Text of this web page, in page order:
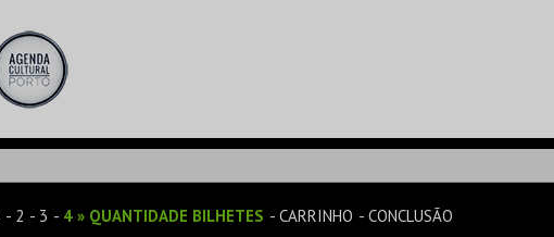
2 3 4 » QUANTIDADE BILHETES CARRINHO CONCLUSÃO